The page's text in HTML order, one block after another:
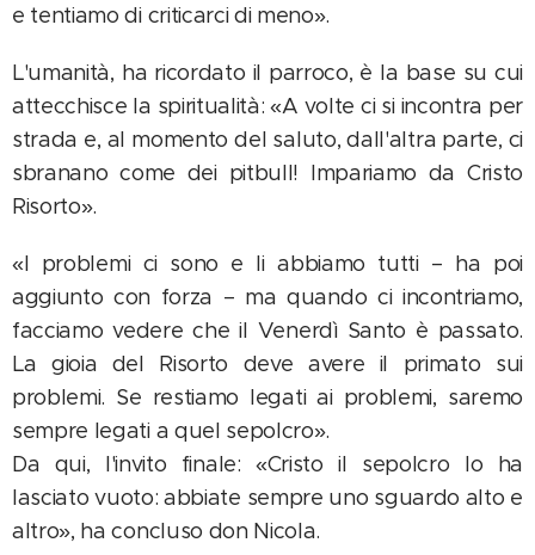
e tentiamo di criticarci di meno».
L'umanità, ha ricordato il parroco, è la base su cui
attecchisce la spiritualità: «A volte ci si incontra per
strada e, al momento del saluto, dall'altra parte, ci
sbranano come dei pitbull! Impariamo da Cristo
Risorto».
«I problemi ci sono e li abbiamo tutti – ha poi
aggiunto con forza – ma quando ci incontriamo,
facciamo vedere che il Venerdì Santo è passato.
La gioia del Risorto deve avere il primato sui
problemi. Se restiamo legati ai problemi, saremo
sempre legati a quel sepolcro».
Da qui, l'invito finale: «Cristo il sepolcro lo ha
lasciato vuoto: abbiate sempre uno sguardo alto e
altro», ha concluso don Nicola.